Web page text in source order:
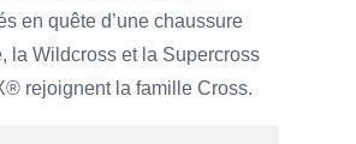
en quête d’une chaussure
la Wildcross et la Supercross
rejoignent la famille Cross.